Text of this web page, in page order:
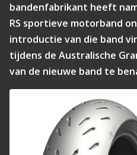
bandenfabrikant heeft
RS sportieve motorband
introductie van die band
tijdens de Australische
van de nieuwe band te